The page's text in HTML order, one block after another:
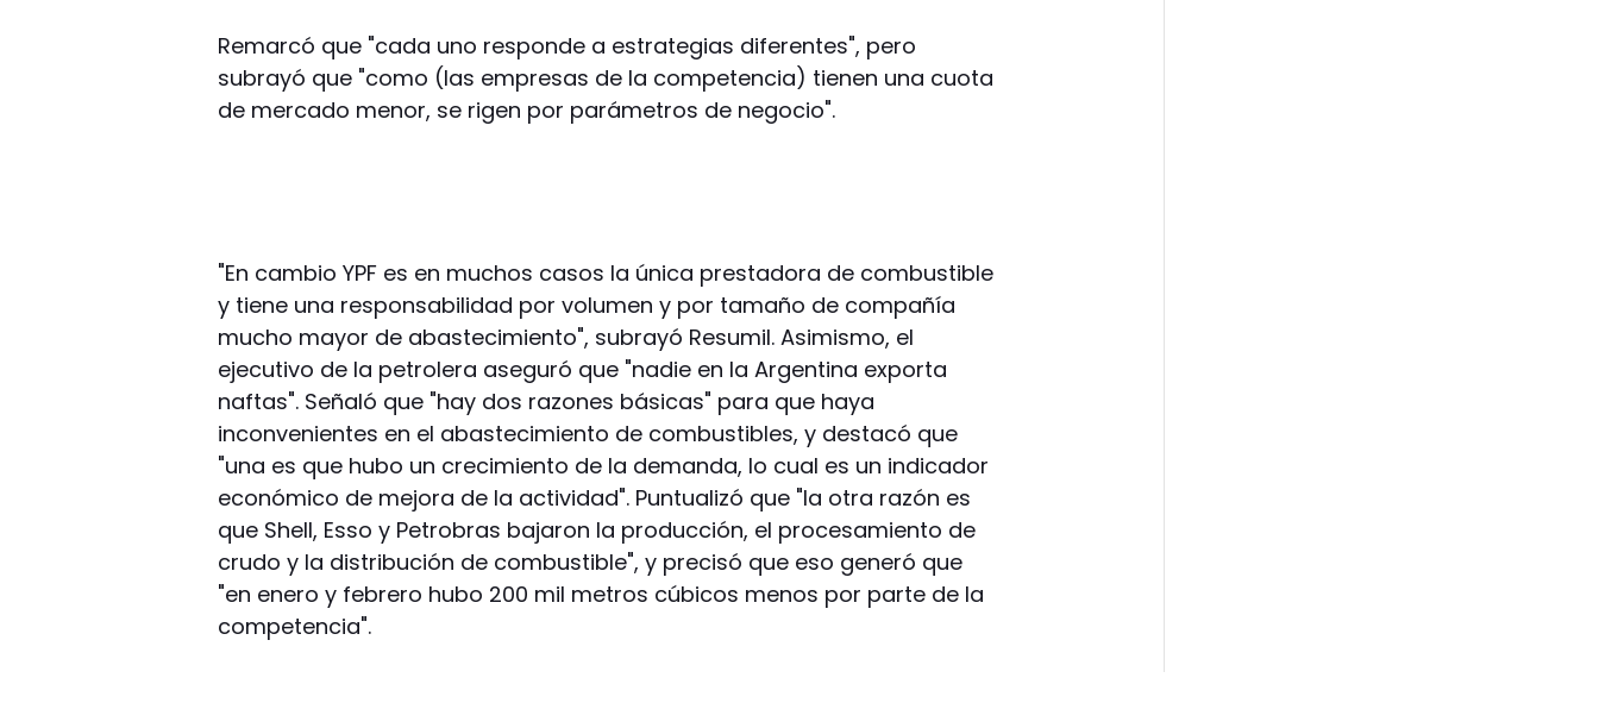
Remarcó que "cada uno responde a estrategias diferentes", pero
subrayó que "como (las empresas de la competencia) tienen una cuota
de mercado menor, se rigen por parámetros de negocio".
"En cambio YPF es en muchos casos la única prestadora de combustible
y tiene una responsabilidad por volumen y por tamaño de compañía
mucho mayor de abastecimiento", subrayó Resumil. Asimismo, el
ejecutivo de la petrolera aseguró que "nadie en la Argentina exporta
naftas". Señaló que "hay dos razones básicas" para que haya
inconvenientes en el abastecimiento de combustibles, y destacó que
"una es que hubo un crecimiento de la demanda, lo cual es un indicador
económico de mejora de la actividad". Puntualizó que "la otra razón es
que Shell, Esso y Petrobras bajaron la producción, el procesamiento de
crudo y la distribución de combustible", y precisó que eso generó que
"en enero y febrero hubo 200 mil metros cúbicos menos por parte de la
competencia".